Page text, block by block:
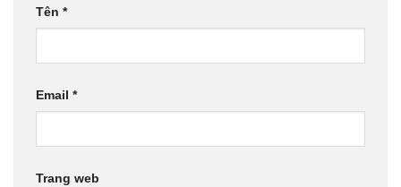
Tên *
Email *
Trang web